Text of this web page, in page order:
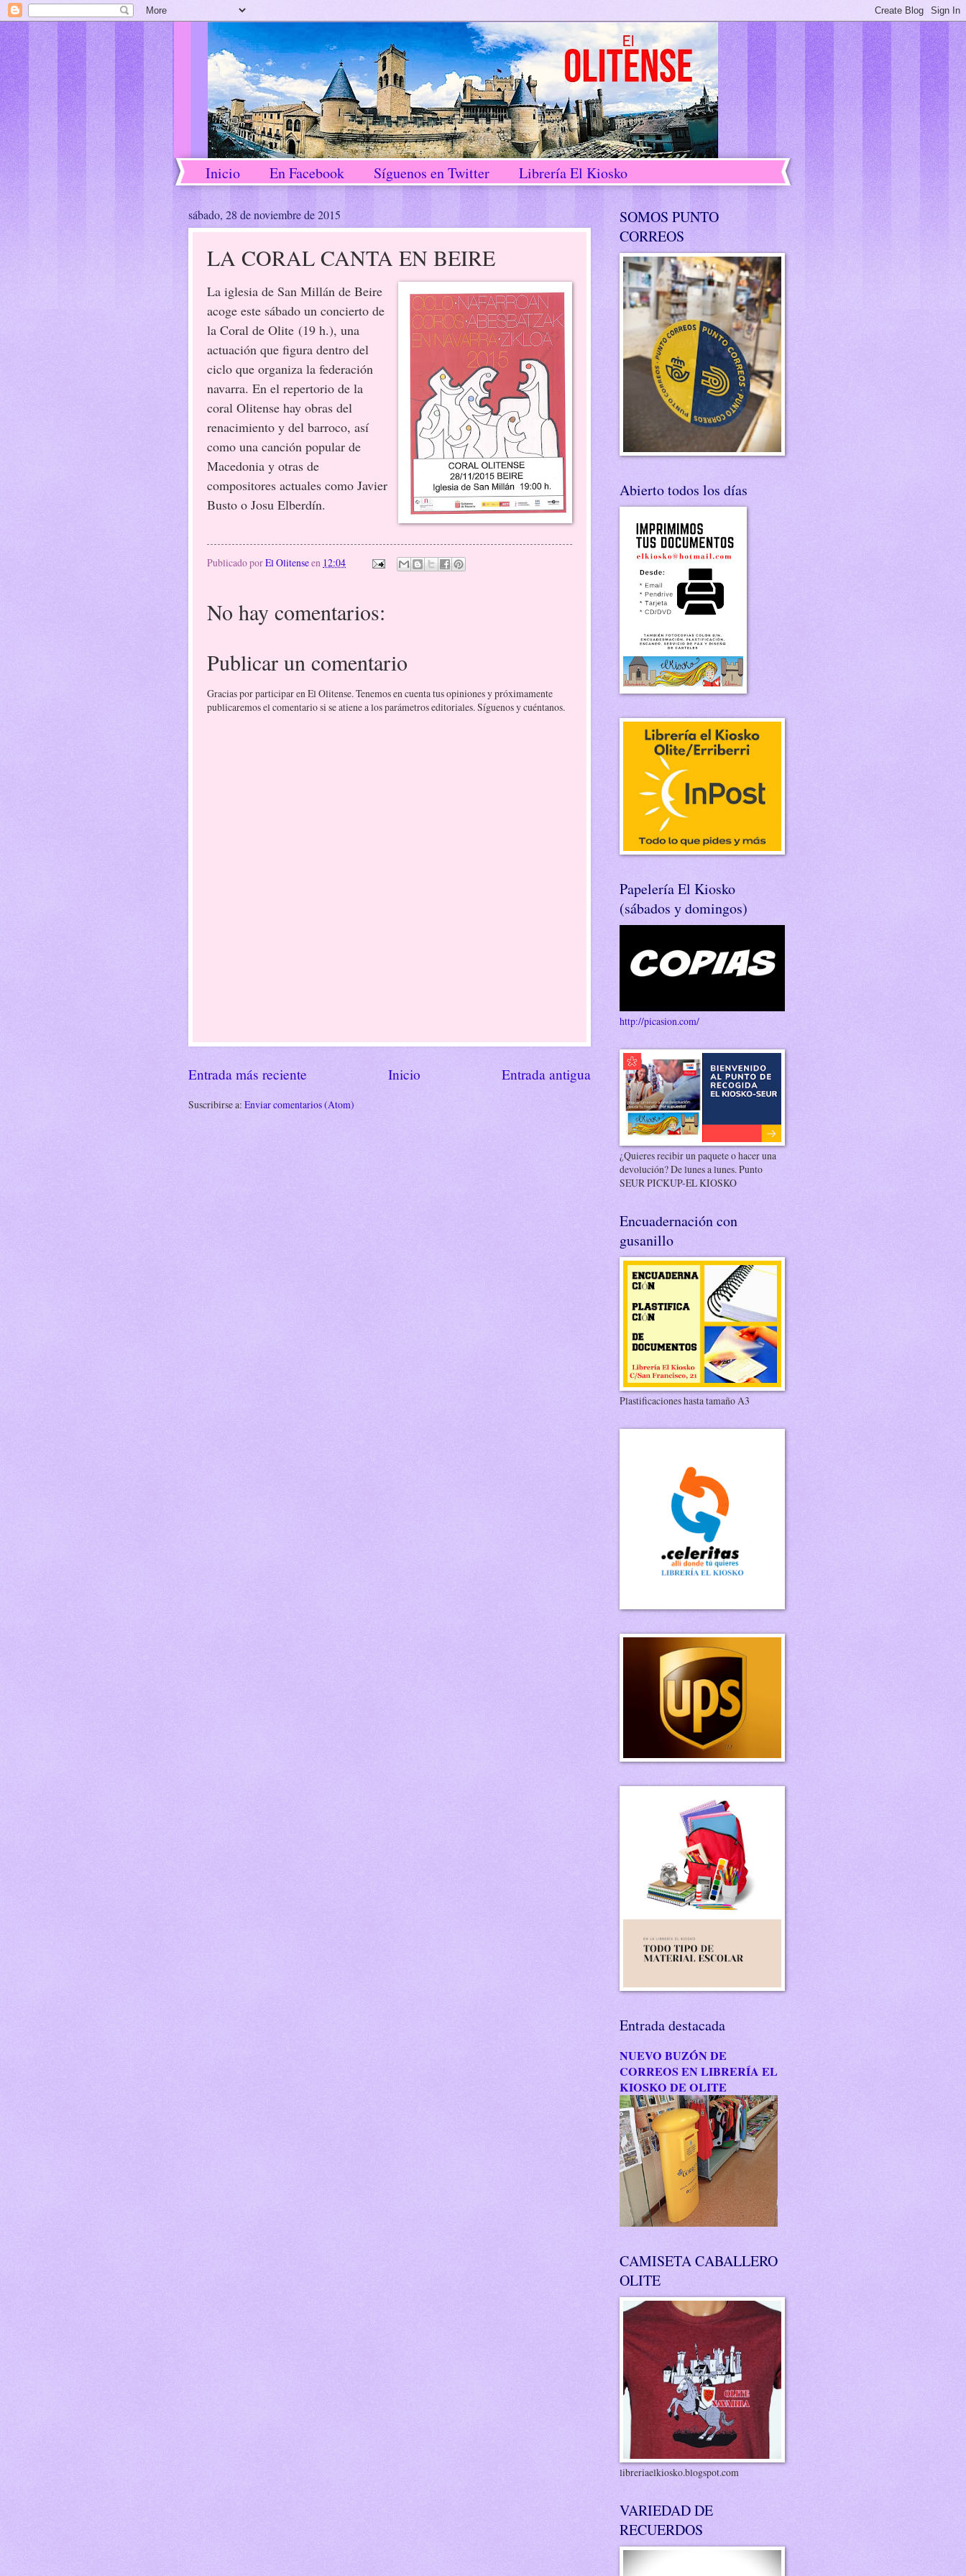
Inicio En Facebook Síguenos en Twitter Librería El Kiosko
sábado, 28 de noviembre de 2015
LA CORAL CANTA EN BEIRE
La iglesia de San Millán de Beire
acoge este sábado un concierto de
la Coral de Olite (19 h.), una
actuación que figura dentro del
ciclo que organiza la federación
navarra. En el repertorio de la
coral Olitense hay obras del
renacimiento y del barroco, así
como una canción popular de
Macedonia y otras de
compositores actuales como Javier
Busto o Josu Elberdín.
Publicado porEl Olitenseen 12:04
No hay comentarios:
Publicar un comentario
Gracias por participar en El Olitense. Tenemos en cuenta tus opiniones y próximamente
publicaremos el comentario si se atiene a los parámetros editoriales. Síguenos y cuéntanos.
Entrada más reciente Entrada antigua
Inicio
Suscribirse a: Enviar comentarios (Atom)
SOMOS PUNTO
CORREOS
Abierto todos los días
Papelería El Kiosko
(sábados y domingos)
http://picasion.com/
¿Quieres recibir un paquete o hacer una
devolución? De lunes a lunes. Punto
SEUR PICKUP-EL KIOSKO
Encuadernación con
gusanillo
Plastificaciones hasta tamaño A3
Entrada destacada
NUEVO BUZÓN DE
CORREOS EN LIBRERÍA EL
KIOSKO DE OLITE
CAMISETA CABALLERO
OLITE
libreriaelkiosko.blogspot.com
VARIEDAD DE
RECUERDOS